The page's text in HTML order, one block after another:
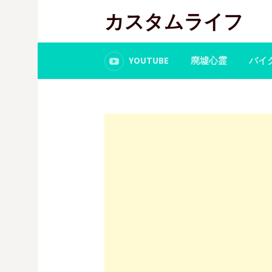
テ
カスタムライフ
YOUTUBE 廃墟心霊 バイ